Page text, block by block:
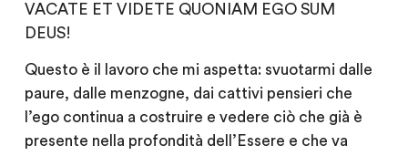
VACATE ET VIDETE QUONIAM EGO SUM
DEUS!
Questo è il lavoro che mi aspetta: svuotarmi dalle
paure, dalle menzogne, dai cattivi pensieri che
l’ego continua a costruire e vedere ciò che già è
presente nella profondità dell’Essere e che va